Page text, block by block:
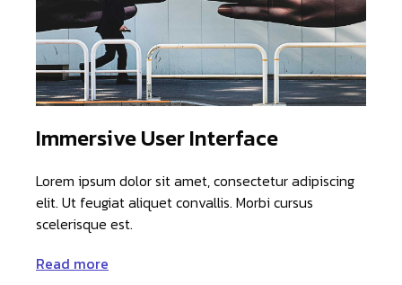
Immersive User Interface
Lorem ipsum dolor sit amet, consectetur adipiscing
elit. Ut feugiat aliquet convallis. Morbi cursus
scelerisque est.
Read more